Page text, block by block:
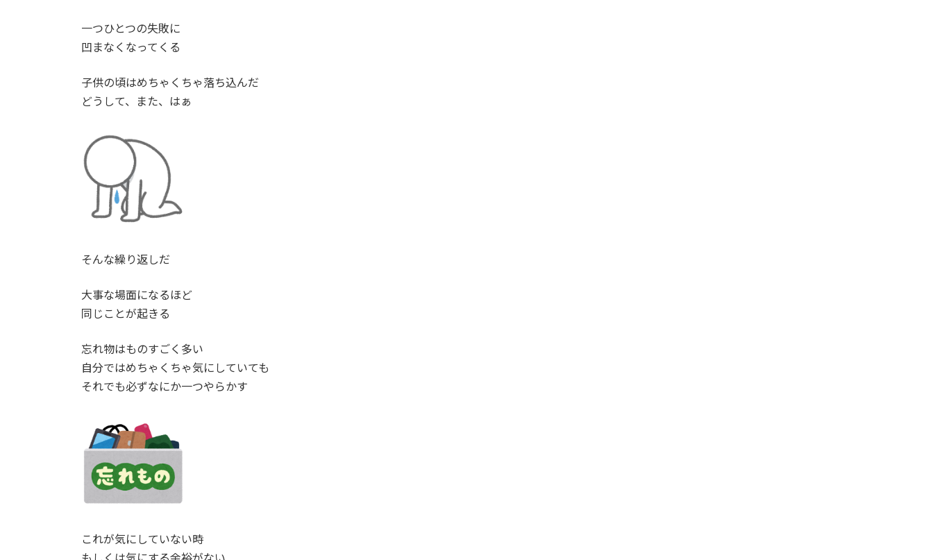
一つひとつの失敗に
凹まなくなってくる
子供の頃はめちゃくちゃ落ち込んだ
どうして、また、はぁ
そんな繰り返しだ
大事な場面になるほど
同じことが起きる
忘れ物はものすごく多い
自分ではめちゃくちゃ気にしていても
それでも必ずなにか一つやらかす
これが気にしていない時